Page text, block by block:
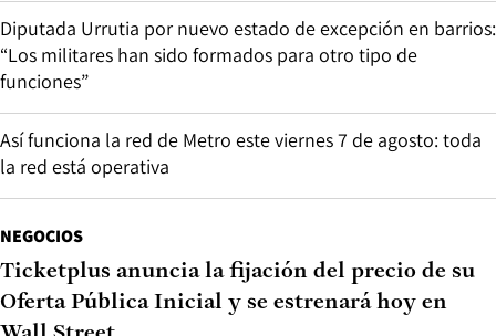
Diputada Urrutia por nuevo estado de excepción en barrios:
“Los militares han sido formados para otro tipo de
funciones”
Así funciona la red de Metro este viernes 7 de agosto: toda
la red está operativa
NEGOCIOS
Ticketplus anuncia la fijación del precio de su
Oferta Pública Inicial y se estrenará hoy en